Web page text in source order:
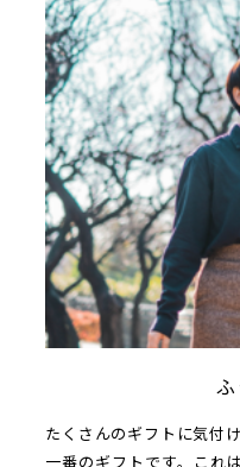
たくさんのギフトに気付
一番のギフトです。これ